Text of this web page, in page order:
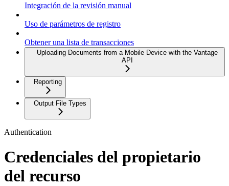
Integración de la revisión manual
Uso de parámetros de registro
Obtener una lista de transacciones
Uploading Documents from a Mobile Device with the Vantage
API
Reporting
Output File Types
Authentication
Credenciales del propietario
del recurso